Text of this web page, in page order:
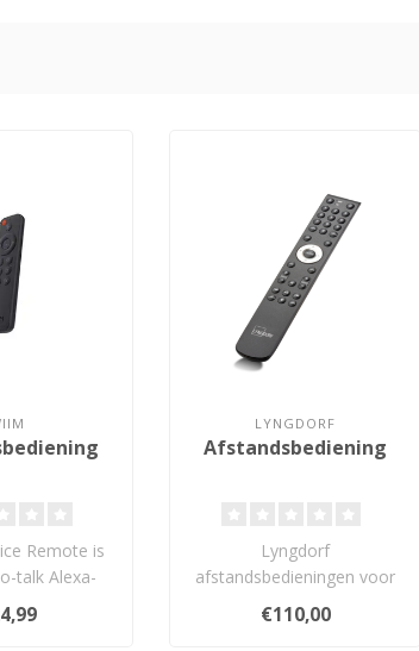
Remote is
talk Alexa-
BLE-
LYNGDORF
Afstandsbediening
Lyngdorf
afstandsbedieningen voor
diverse Lyngdorf
apparaten...
€110,00